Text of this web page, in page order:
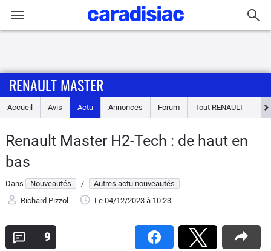
Accueil
Essais
Guide
d'achat
Electriques
RENAULT MASTER
Accueil Avis Actu Annonces Forum Tout RENAULT
Renault Master H2-Tech : de haut en
bas
Dans Nouveautés /
Autres actu nouveautés
Richard Pizzol
Le 04/12/2023 à 10:23
9